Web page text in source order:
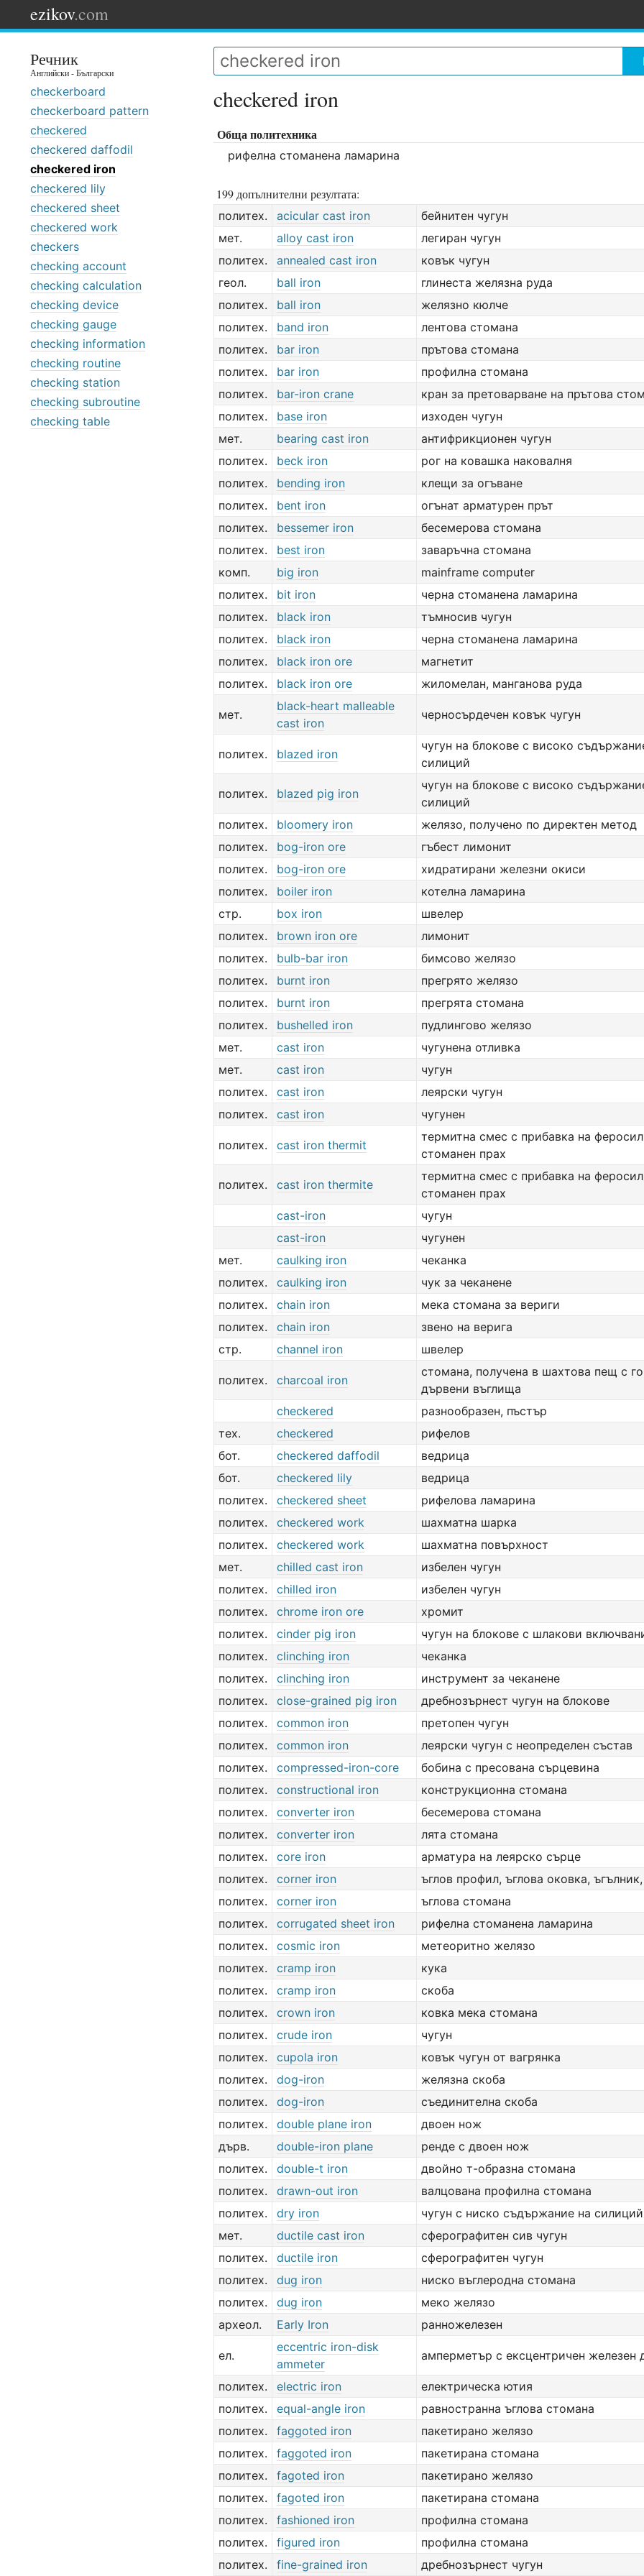
ezikov.com
Речник
Английски - Български
checkerboard
checkerboard pattern
checkered
checkered daffodil
checkered iron
checkered lily
checkered sheet
checkered work
checkers
checking account
checking calculation
checking device
checking gauge
checking information
checking routine
checking station
checking subroutine
checking table
checkered iron
Обща политехника
рифелна стоманена ламарина
199 допълнителни резултата:
политех. acicular cast iron
бейнитен чугун
мет.
alloy cast iron
легиран чугун
политех.
annealed cast iron
ковък чугун
геол.
ball iron
глинеста желязна руда
политех.
ball iron
желязно кюлче
политех.
band iron
лентова стомана
политех.
bar iron
прътова стомана
политех.
bar iron
профилна стомана
политех.
bar-iron crane
кран за претоварване на прътова
политех.
base iron
изходен чугун
мет.
bearing cast iron
антифрикционен чугун
политех.
beck iron
рог на ковашка наковалня
политех.
bending iron
клещи за огъване
политех.
bent iron
огънат арматурен прът
политех.
bessemer iron
бесемерова стомана
политех.
best iron
заваръчна стомана
комп.
big iron
mainframe computer
политех.
bit iron
черна стоманена ламарина
политех.
black iron
тъмносив чугун
политех.
black iron
черна стоманена ламарина
политех.
black iron ore
магнетит
политех.
black iron ore жиломелан, манганова руда
мет.
black-heart malleable
cast iron
черносърдечен ковък чугун
политех. blazed iron
чугун на блокове с високо
силиций
политех. blazed pig iron
чугун на блокове с високо
силиций
политех.
bloomery iron
желязо, получено по директен метод
политех.
bog-iron ore
гъбест лимонит
политех.
bog-iron ore
хидратирани железни окиси
политех.
boiler iron
котелна ламарина
стр.
box iron
швелер
политех.
brown iron ore
лимонит
политех.
bulb-bar iron
бимсово желязо
политех.
burnt iron
прегрято желязо
политех.
burnt iron
прегрята стомана
политех.
bushelled iron
пудлингово желязо
мет.
cast iron
чугунена отливка
мет.
cast iron
чугун
политех.
cast iron
леярски чугун
политех.
cast iron чугунен
политех. cast iron thermit
термитна смес с прибавка на
стоманен прах
политех. cast iron thermite
термитна смес с прибавка на
стоманен прах
cast-iron
чугун
cast-iron
чугунен
мет.
caulking iron
чеканка
политех.
caulking iron
чук за чеканене
политех.
chain iron
мека стомана за вериги
политех.
chain iron
звено на верига
стр.
channel iron швелер
политех. charcoal iron
стомана, получена в шахтова пещ с
дървени въглища
checkered
разнообразен, пъстър
тех.
checkered
рифелов
бот.
checkered daffodil
ведрица
бот.
checkered lily
ведрица
политех.
checkered sheet
рифелова ламарина
политех.
checkered work
шахматна шарка
политех.
checkered work
шахматна повърхност
мет.
chilled cast iron
избелен чугун
политех.
chilled iron
избелен чугун
политех.
chrome iron ore
хромит
политех.
cinder pig iron
чугун на блокове с шлакови
политех.
clinching iron
чеканка
политех.
clinching iron
инструмент за чеканене
политех.
close-grained pig iron
дребнозърнест чугун на блокове
политех.
common iron
претопен чугун
политех.
common iron
леярски чугун с неопределен състав
политех.
compressed-iron-core
бобина с пресована сърцевина
политех.
constructional iron
конструкционна стомана
политех.
converter iron
бесемерова стомана
политех.
converter iron
лята стомана
политех.
core iron
арматура на леярско сърце
политех.
corner iron
ъглов профил, ъглова оковка,
политех.
corner iron
ъглова стомана
политех.
corrugated sheet iron
рифелна стоманена ламарина
политех.
cosmic iron
метеоритно желязо
политех.
cramp iron
кука
политех.
cramp iron
скоба
политех.
crown iron
ковка мека стомана
политех.
crude iron
чугун
политех.
cupola iron
ковък чугун от вагрянка
политех.
dog-iron
желязна скоба
политех.
dog-iron
съединителна скоба
политех.
double plane iron
двоен нож
дърв.
double-iron plane
ренде с двоен нож
политех.
double-t iron
двойно т-образна стомана
политех.
drawn-out iron
валцована профилна стомана
политех.
dry iron
чугун с ниско съдържание на силиций
мет.
ductile cast iron
сферографитен сив чугун
политех.
ductile iron
сферографитен чугун
политех.
dug iron
ниско въглеродна стомана
политех.
dug iron
меко желязо
археол.
Early Iron ранножелезен
ел.
eccentric iron-disk
ammeter
амперметър с ексцентричен железен
политех. electric iron
електрическа ютия
политех.
equal-angle iron
равностранна ъглова стомана
политех.
faggoted iron
пакетирано желязо
политех.
faggoted iron
пакетирана стомана
политех.
fagoted iron
пакетирано желязо
политех.
fagoted iron
пакетирана стомана
политех.
fashioned iron
профилна стомана
политех.
figured iron
профилна стомана
политех.
fine-grained iron дребнозърнест чугун